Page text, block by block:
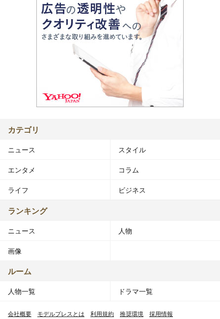
カテゴリ
ニュース スタイル
エンタメ コラム
ライフ ビジネス
ランキング
ニュース 人物
画像
ルーム
人物一覧 ドラマ一覧
会社概要 モデルプレスとは 利用規約 推奨環境 採用情報